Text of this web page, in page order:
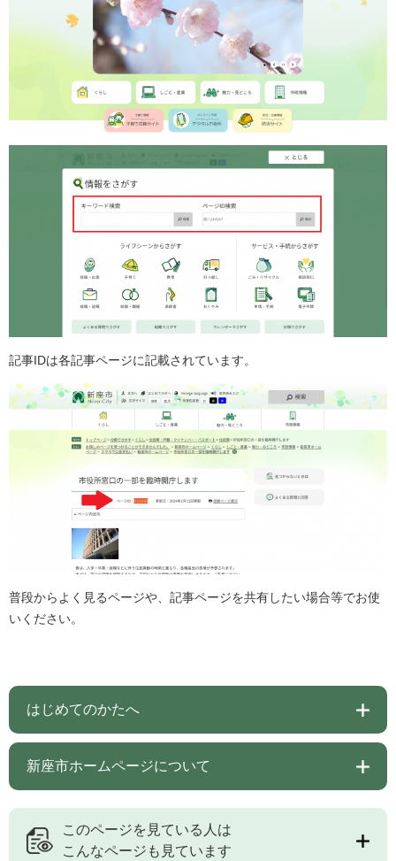
記事IDは各記事ページに記載されています。
普段からよく見るページや、記事ページを共有したい場合等でお使
いください。
はじめてのかたへ
新座市ホームページについて
このページを見ている人は
こんなページも見ています